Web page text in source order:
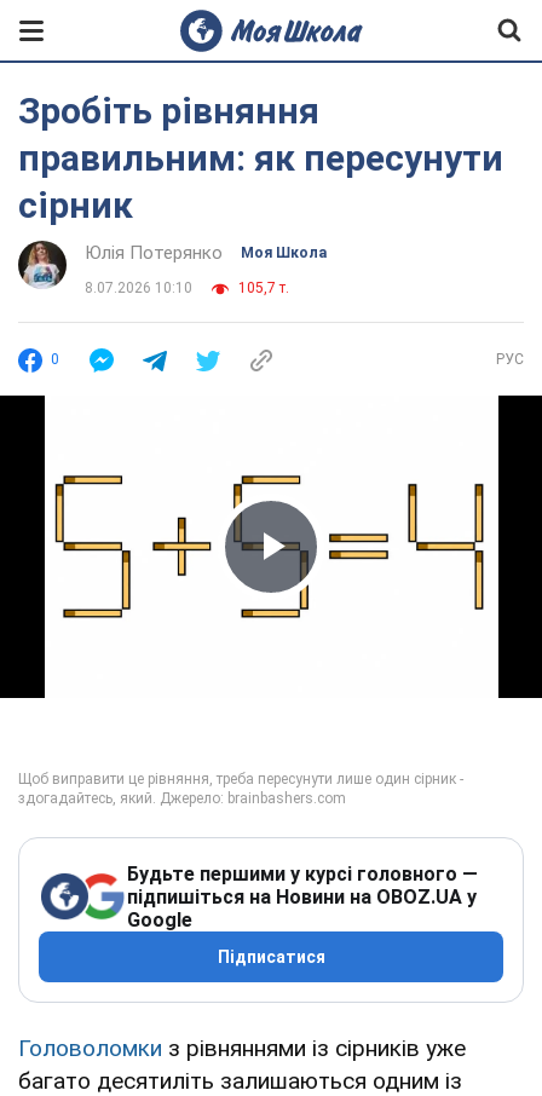
Зробіть рівняння
правильним: як пересунути
сірник
Юлія Потерянко Моя Школа
8.07.2026 10:10 105,7 т.
0 РУС
Play Video
Будьте першими у курсі головного —
підпишіться на Новини на OBOZ.UA у
Google
Підписатися
Головоломки з рівняннями із сірників уже
багато десятиліть залишаються одним із